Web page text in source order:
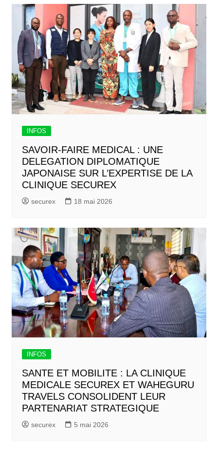
INFOS
SAVOIR-FAIRE MEDICAL : UNE
DELEGATION DIPLOMATIQUE
JAPONAISE SUR L’EXPERTISE DE LA
CLINIQUE SECUREX
securex 18 mai 2026
INFOS
SANTE ET MOBILITE : LA CLINIQUE
MEDICALE SECUREX ET WAHEGURU
TRAVELS CONSOLIDENT LEUR
PARTENARIAT STRATEGIQUE
securex 5 mai 2026